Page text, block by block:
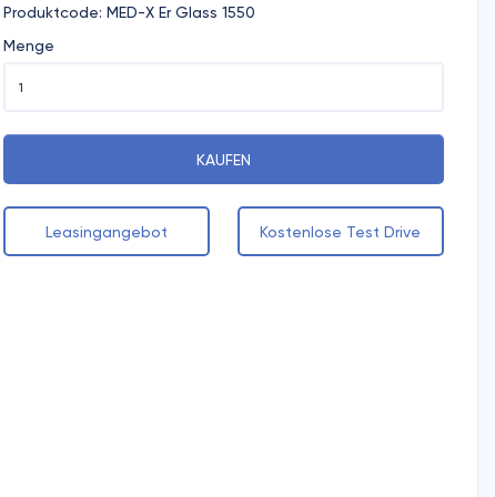
Produktcode: MED-X Er Glass 1550
Menge
KAUFEN
Leasingangebot Kostenlose Test Drive